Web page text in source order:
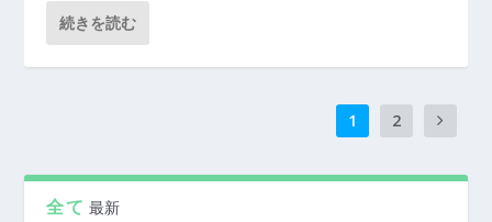
続きを読む
1 2
全て 最新